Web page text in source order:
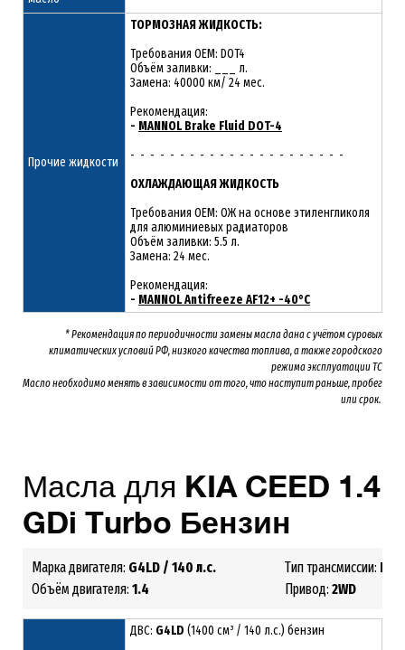
Прочие жидкости
ТОРМОЗНАЯ ЖИДКОСТЬ:
Требования OEM: DOT4
Объём заливки: ___ л.
Замена: 40000 км/ 24 мес.
Рекомендация:
- MANNOL Brake Fluid DOT-4
- - - - - - - - - - - - - - - - - - - - - -
ОХЛАЖДАЮЩАЯ ЖИДКОСТЬ
Требования OEM: ОЖ на основе этиленгликоля
для алюминиевых радиаторов
Объём заливки: 5.5 л.
Замена: 24 мес.
Рекомендация:
- MANNOL Antifreeze AF12+ -40°C
* Рекомендация по периодичности замены масла дана с учётом суровых
климатических условий РФ, низкого качества топлива, а также городского
режима эксплуатации ТС
Масло необходимо менятьв зависимости от того, что наступит раньше, пробег
или срок.
Масла для KIA CEED 1.4
GDi
Turbo Бензин
Марка двигателя: G4LD / 140 л.с.
Объём двигателя: 1.4
Тип трансмиссии:
Привод: 2WD
ДВС: G4LD (1400 см³ / 140 л.с.) бензин